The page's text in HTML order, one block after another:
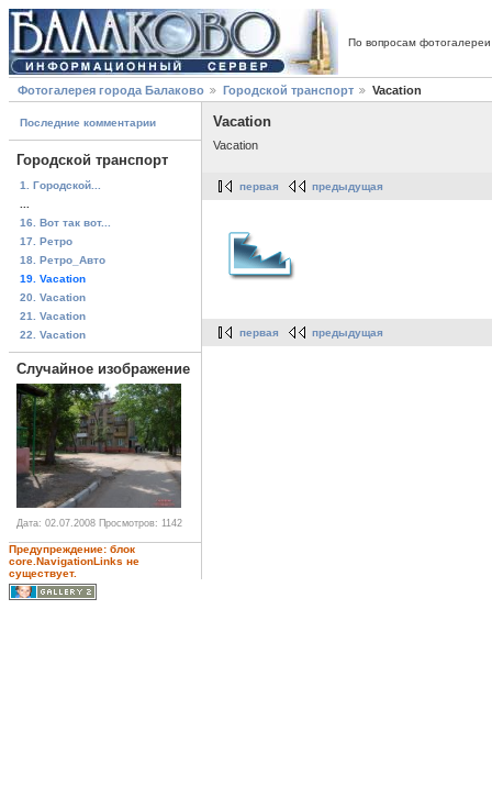
По вопросам
Фотогалерея города Балаково Городской транспорт Vacation
Последние комментарии
Городской транспорт
1. Городской...
16. Вот так вот...
17. Ретро
18. Ретро_Авто
19. Vacation
20. Vacation
21. Vacation
22. Vacation
Случайное изображение
Дата: 02.07.2008 Просмотров: 1142
Предупреждение: блок
core.NavigationLinks не
существует.
Vacation
Vacation
первая предыдущая
первая предыдущая